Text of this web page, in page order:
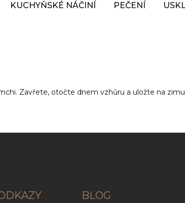
KUCHYŇSKÉ NÁČINÍ PEČENÍ
Zavřete, otočte dnem vzhůru a uložte na
BLOG